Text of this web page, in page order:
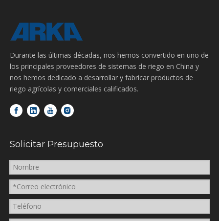
Durante las últimas décadas, nos hemos convertido en uno de
los principales proveedores de sistemas de riego en China y
nos hemos dedicado a desarrollar y fabricar productos de
riego agrícolas y comerciales calificados.
Solicitar Presupuesto